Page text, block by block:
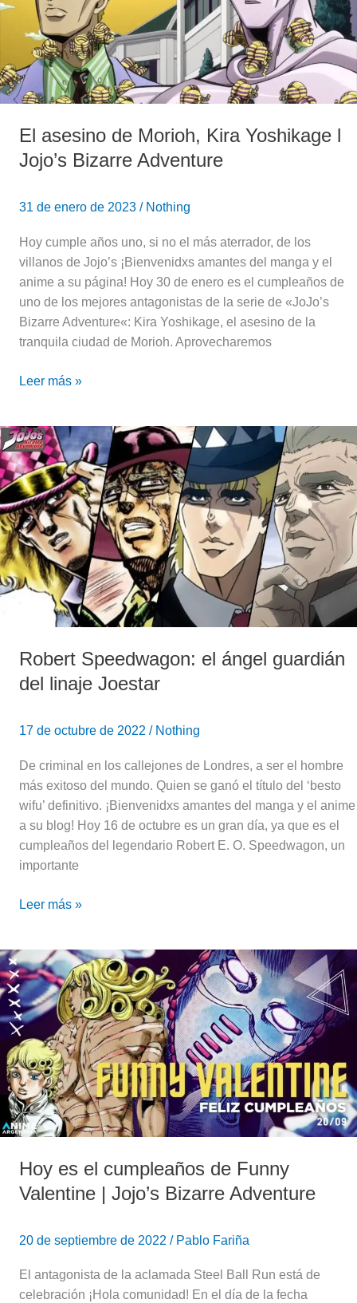
El asesino de Morioh, Kira Yoshikage l
Jojo’s Bizarre Adventure
31 de enero de 2023 / Nothing
Hoy cumple años uno, si no el más aterrador, de los
villanos de Jojo’s ¡Bienvenidxs amantes del manga y el
anime a su página! Hoy 30 de enero es el cumpleaños de
uno de los mejores antagonistas de la serie de «JoJo’s
Bizarre Adventure«: Kira Yoshikage, el asesino de la
tranquila ciudad de Morioh. Aprovecharemos
Yoshikage
Jojo’s
Bizarre
Adventure
Leer más »
Robert Speedwagon: el ángel guardián
del linaje Joestar
17 de octubre de 2022 / Nothing
De criminal en los callejones de Londres, a ser el hombre
más exitoso del mundo. Quien se ganó el título del ‘besto
wifu’ definitivo. ¡Bienvenidxs amantes del manga y el anime
a su blog! Hoy 16 de octubre es un gran día, ya que es el
cumpleaños del legendario Robert E. O. Speedwagon, un
importante
Robert
Speedwagon:
el
ángel
guardián
del
linaje
Joestar
Leer más »
Hoy es el cumpleaños de Funny
Valentine | Jojo’s Bizarre Adventure
20 de septiembre de 2022 / Pablo Fariña
El antagonista de la aclamada Steel Ball Run está de
celebración ¡Hola comunidad! En el día de la fecha
Hoy
es
el
cumpleaños
de
Funny
Valentine
|
Jojo’s
Bizarre